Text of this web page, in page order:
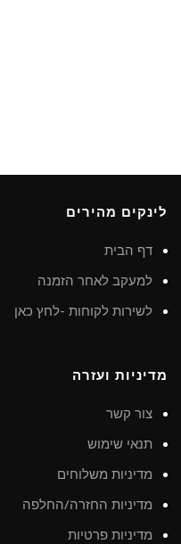
לינקים מהירים
דף הבית
למעקב לאחר הזמנה
לשירות לקוחות -לחץ כאן
מדיניות ועזרה
צור קשר
תנאי שימוש
מדיניות משלוחים
מדיניות החזרה/החלפה
מדיניות פרטיות